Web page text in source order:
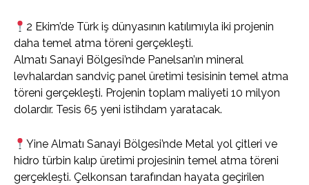
2 Ekim’de Türk iş dünyasının katılımıyla iki projenin
daha temel atma töreni gerçekleşti.
Almatı Sanayi Bölgesi’nde Panelsan’ın mineral
levhalardan sandviç panel üretimi tesisinin temel atma
töreni gerçekleşti. Projenin toplam maliyeti 10 milyon
dolardır. Tesis 65 yeni istihdam yaratacak.
Yine Almatı Sanayi Bölgesi’nde Metal yol çitleri ve
hidro türbin kalıp üretimi projesinin temel atma töreni
gerçekleşti. Çelkonsan tarafından hayata geçirilen